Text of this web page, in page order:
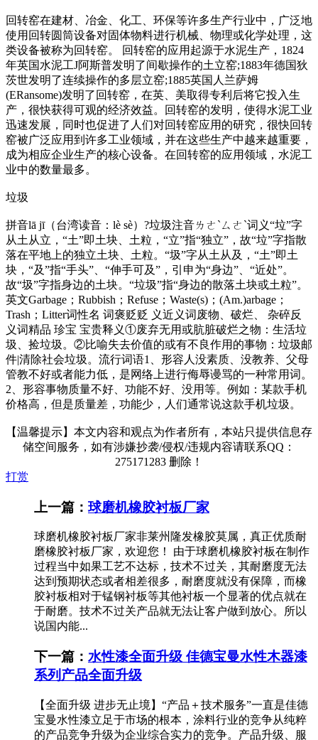
回转窑在建材、冶金、化工、环保等许多生产行业中，广泛地
使用回转圆筒设备对固体物料进行机械、物理或化学处理，这
类设备被称为回转窑。 回转窑的应用起源于水泥生产，1824
年英国水泥工J阿斯普发明了间歇操作的土立窑;1883年德国狄
茨世发明了连续操作的多层立窑;1885英国人兰萨姆
(ERansome)发明了回转窑，在英、美取得专利后将它投入生
产，很快获得可观的经济效益。回转窑的发明，使得水泥工业
迅速发展，同时也促进了人们对回转窑应用的研究，很快回转
窑被广泛应用到许多工业领域，并在这些生产中越来越重要，
成为相应企业生产的核心设备。在回转窑的应用领域，水泥工
业中的数量最多。
垃圾
拼音lā jī（台湾读音：lè sè）?垃圾注音ㄌㄜˋㄙㄜˋ词义“垃”字
从土从立，“土”即土块、土粒，“立”指“独立”，故“垃”字指散
落在平地上的独立土块、土粒。“圾”字从土从及，“土”即土
块，“及”指“手头”、“伸手可及”，引申为“身边”、“近处”。
故“圾”字指身边的土块。“垃圾”指“身边的散落土块或土粒”。
英文Garbage；Rubbish；Refuse；Waste(s)；(Am.)arbage；
Trash；Litter词性名 词褒贬贬 义近义词废物、破烂、 杂碎反
义词精品 珍宝 宝贵释义①废弃无用或肮脏破烂之物：生活垃
圾、捡垃圾。②比喻失去价值的或有不良作用的事物：垃圾邮
件|清除社会垃圾。流行词语1、形容人没素质、没教养、父母
管教不好或者能力低，是网络上进行侮辱谩骂的一种常用词。
2、形容事物质量不好、功能不好、没用等。例如：某款手机
价格高，但是质量差，功能少，人们通常说这款手机垃圾。
【温馨提示】本文内容和观点为作者所有，本站只提供信息存
储空间服务，如有涉嫌抄袭/侵权/违规内容请联系QQ：
275171283 删除！
打赏
上一篇： 球磨机橡胶衬板厂家
球磨机橡胶衬板厂家非莱州隆发橡胶莫属，真正优质耐
磨橡胶衬板厂家，欢迎您！ 由于球磨机橡胶衬板在制作
过程当中如果工艺不达标，技术不过关，其耐磨度无法
达到预期状态或者相差很多，耐磨度就没有保障，而橡
胶衬板相对于锰钢衬板等其他衬板一个显著的优点就在
于耐磨。技术不过关产品就无法让客户做到放心。所以
说国内能...
下一篇： 水性漆全面升级 佳德宝曼水性木器漆
系列产品全面升级
【全面升级 进步无止境】“产品＋技术服务”一直是佳德
宝曼水性漆立足于市场的根本，涂料行业的竞争从纯粹
的产品竞争升级为企业综合实力的竞争。产品升级、服